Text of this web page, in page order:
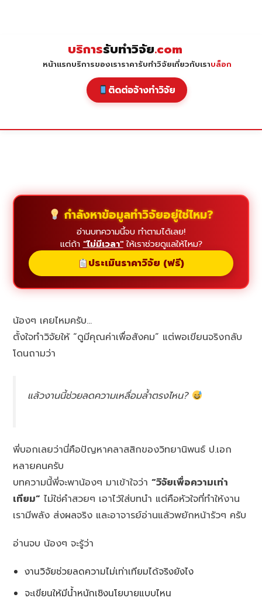
บริการรับทำวิจัย.com
หน้าแรกบริการของเราราคารับทำวิจัยเกี่ยวกับเราบล็อก
ติดต่อจ้างทำวิจัย
กำลังหาข้อมูลทำวิจัยอยู่ใช่ไหม?
อ่านบทความนี้จบ ทำตามได้เลย!
แต่ถ้า "ไม่มีเวลา"ให้เราช่วยดูแลให้ไหม?
ประเมินราคาวิจัย (ฟรี)
น้องๆ เคยไหมครับ…
ตั้งใจทำวิจัยให้ “ดูมีคุณค่าเพื่อสังคม” แต่พอเขียนจริงกลับ
โดนถามว่า
แล้วงานนี้ช่วยลดความเหลื่อมล้ำตรงไหน?
พี่บอกเลยว่านี่คือปัญหาคลาสสิกของวิทยานิพนธ์ ป.เอก
หลายคนครับ
บทความนี้พี่จะพาน้องๆ มาเข้าใจว่า“วิจัยเพื่อความเท่า
เทียม” ไม่ใช่คำสวยๆ เอาไว้ใส่บทนำ แต่คือหัวใจที่ทำให้งาน
เรามีพลัง ส่งผลจริง และอาจารย์อ่านแล้วพยักหน้ารัวๆ ครับ
อ่านจบ น้องๆ จะรู้ว่า
งานวิจัยช่วยลดความไม่เท่าเทียมได้จริงยังไง
จะเขียนให้มีน้ำหนักเชิงนโยบายแบบไหน